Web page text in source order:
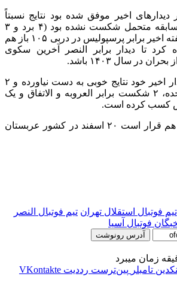
دیدارهای اخیر موفق شده بود نتایج نسبتاً
خوبی بگیرد و در ۷ مسابقه متحمل شکست نشده بود (۴ برد و ۳
تساوی) اما شکست هفته اخیر برابر پرسپولیس در دربی ۱۰۵ باز هم
کرد تا دیدار برابر النصر آخرین سکوی
در سال ۱۴۰۳ باشد.
تیم النصر هم در ۵ دیدار اخیر خود نتایج خوبی به دست نیاورده و ۲
برد برابر الاهلی و الوحده، ۲ شکست برابر العروبه و الاتفاق و یک
کسب کرده است.
دور برگشت این دیدار هم قرار است ۲۰ اسفند در کشور عربستان
تیم فوتبال استقلال تهران تیم فوتبال النصر
فوتبال آسیا
آدرس رونوشت
‫تامبلر ‫پین‌ترست ‫رددیت ‫VKontakte